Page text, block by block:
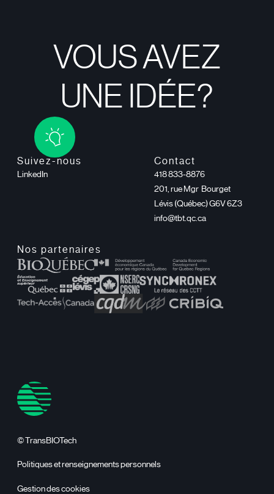
VOUS AVEZ
UNE IDÉE?
Suivez-nous
LinkedIn
Contact
418 833-8876
201, rue Mgr Bourget
Lévis (Québec) G6V 6Z3
info@tbt.qc.ca
Nos partenaires
© TransBIOTech
Politiques et renseignements personnels
Gestion des cookies